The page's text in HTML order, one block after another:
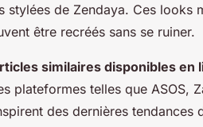
stylées de Zendaya. Ces looks
être recréés sans se ruiner.
similaires disponibles en
plateformes telles que ASOS,
des dernières tendances